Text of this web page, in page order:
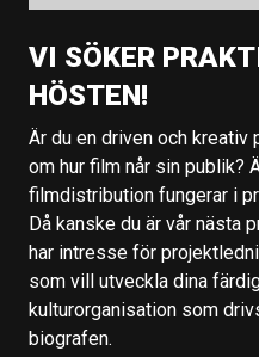
VI SÖKER
HÖSTEN!
Är du en driven och
om hur film når sin publik?
filmdistribution fungerar i
Då kanske du är vår nästa
har intresse för
som vill utveckla dina
kulturorganisation som
biografen.